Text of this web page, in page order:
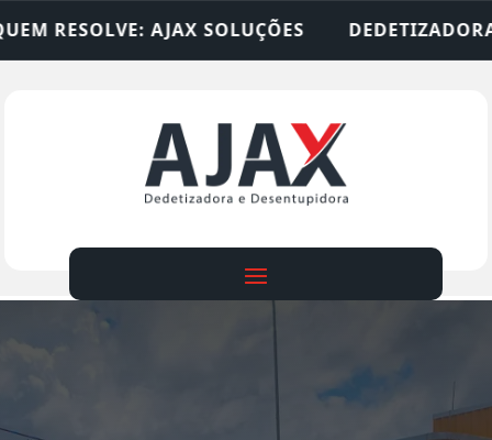
DEDETIZADORA • DESENTUPIDORA •